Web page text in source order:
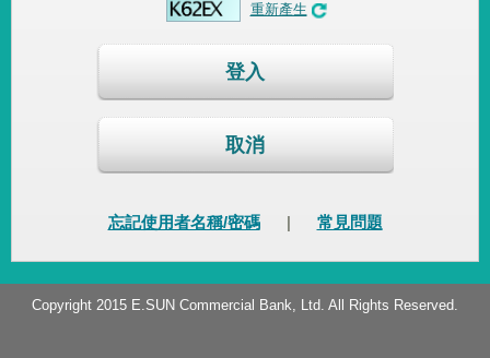
重新產生
登入
取消
忘記使用者名稱/密碼 | 常見問題
Copyright 2015 E.SUN Commercial Bank, Ltd. All Rights Reserved.